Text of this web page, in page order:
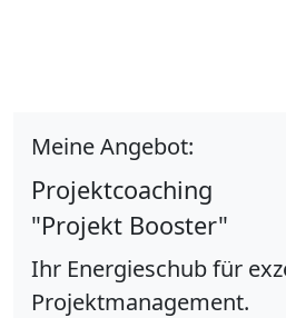
Meine Angebot:
Projektcoaching
"Projekt Booster"
Ihr Energieschub für
Projektmanagement.